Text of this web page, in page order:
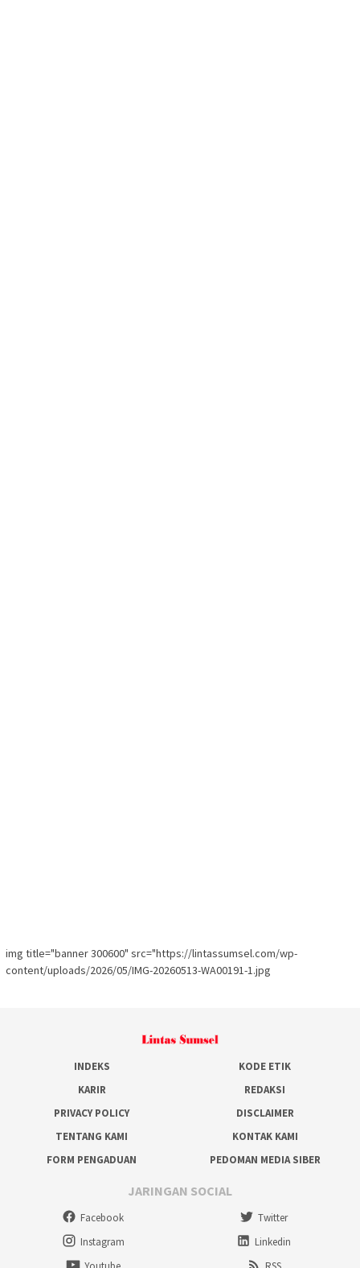
img title="banner 300600" src="https://lintassumsel.com/wp-
content/uploads/2026/05/IMG-20260513-WA00191-1.jpg
INDEKS
KODE ETIK
KARIR
REDAKSI
PRIVACY POLICY
DISCLAIMER
TENTANG KAMI
KONTAK KAMI
FORM PENGADUAN
PEDOMAN MEDIA SIBER
JARINGAN SOCIAL
Facebook
Twitter
Instagram
Linkedin